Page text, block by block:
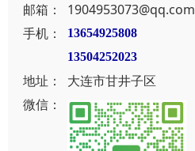
邮箱：
1904953073@qq.com
手机：
13654925808
13504252023
地址：
大连市甘井子区
微信：